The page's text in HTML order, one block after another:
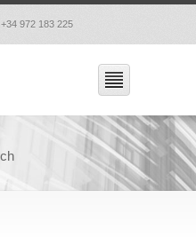
972 183 225